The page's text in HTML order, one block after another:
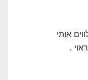
אותי